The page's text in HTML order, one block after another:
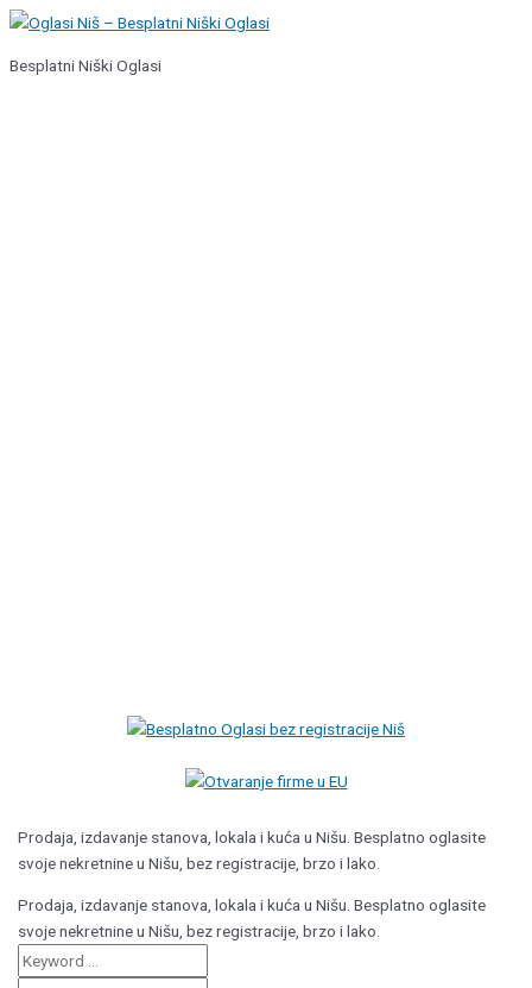
Pređi
sadržaj
Besplatni Niški Oglasi
Prodaja, izdavanje stanova, lokala i kuća u Nišu. Besplatno oglasite
svoje nekretnine u Nišu, bez registracije, brzo i lako.
Prodaja, izdavanje stanova, lokala i kuća u Nišu. Besplatno oglasite
svoje nekretnine u Nišu, bez registracije, brzo i lako.